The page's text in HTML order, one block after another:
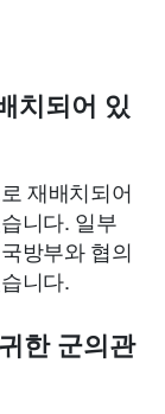
치되어 있
재배치되어
니다. 일부
방부와 협의
니다.
한 군의관